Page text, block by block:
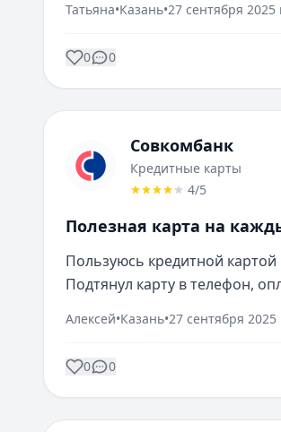
Татьяна•Казань•27 сентября 2025
0 0
Совкомбанк
Кредитные карты
4/5
Полезная карта на
Пользуюсь кредитной
Подтянул карту в телефон,
Алексей•Казань•27 сентября 2025
0 0